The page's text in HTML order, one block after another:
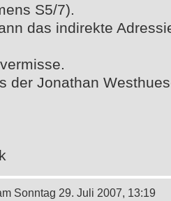
S5/7).
das indirekte
der Jonathan
Sonntag 29. Juli 2007, 13:19